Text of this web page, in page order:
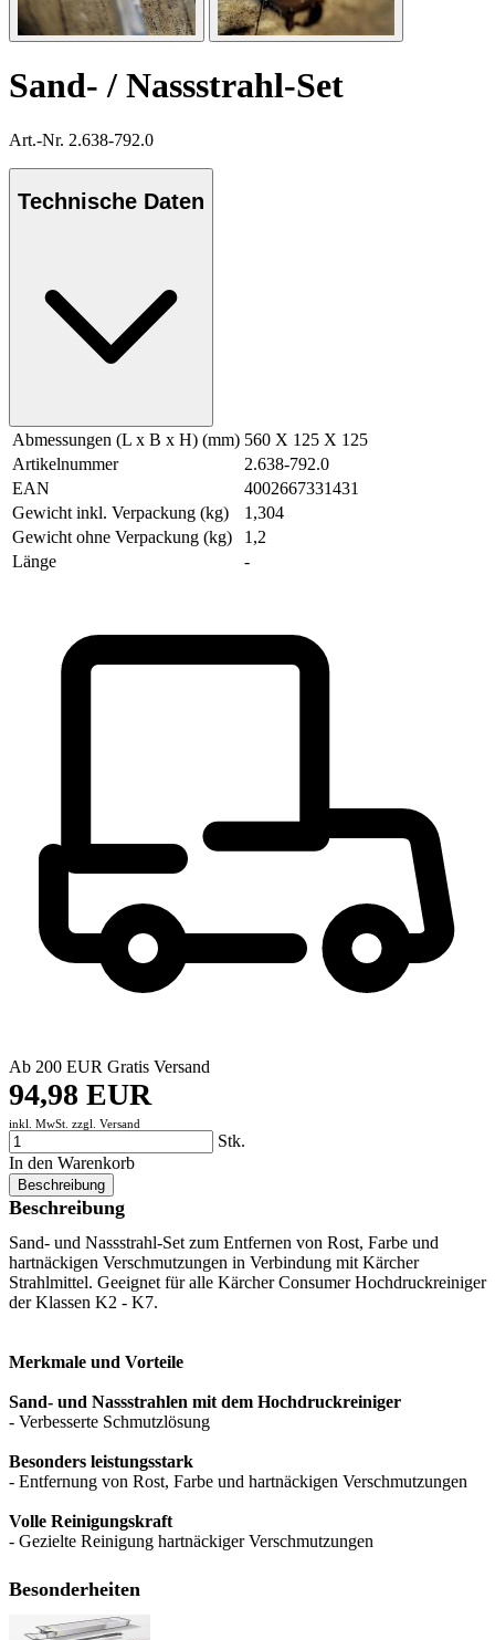
Sand- / Nassstrahl-Set
Art.-Nr. 2.638-792.0
Technische Daten
Abmessungen (L x B x H) (mm) 560 X 125 X 125
Artikelnummer
2.638-792.0
EAN
4002667331431
Gewicht inkl. Verpackung (kg)
1,304
Gewicht ohne Verpackung (kg)
1,2
Länge
-
Ab 200 EUR Gratis Versand
94,98 EUR
inkl. MwSt. zzgl. Versand
Stk.
In den Warenkorb
Beschreibung
Beschreibung
Sand- und Nassstrahl-Set zum Entfernen von Rost, Farbe und
hartnäckigen Verschmutzungen in Verbindung mit Kärcher
Strahlmittel. Geeignet für alle Kärcher Consumer Hochdruckreiniger
der Klassen K2 - K7.
Merkmale und Vorteile
Sand- und Nassstrahlen mit dem Hochdruckreiniger
- Verbesserte Schmutzlösung
Besonders leistungsstark
- Entfernung von Rost, Farbe und hartnäckigen Verschmutzungen
Volle Reinigungskraft
- Gezielte Reinigung hartnäckiger Verschmutzungen
Besonderheiten